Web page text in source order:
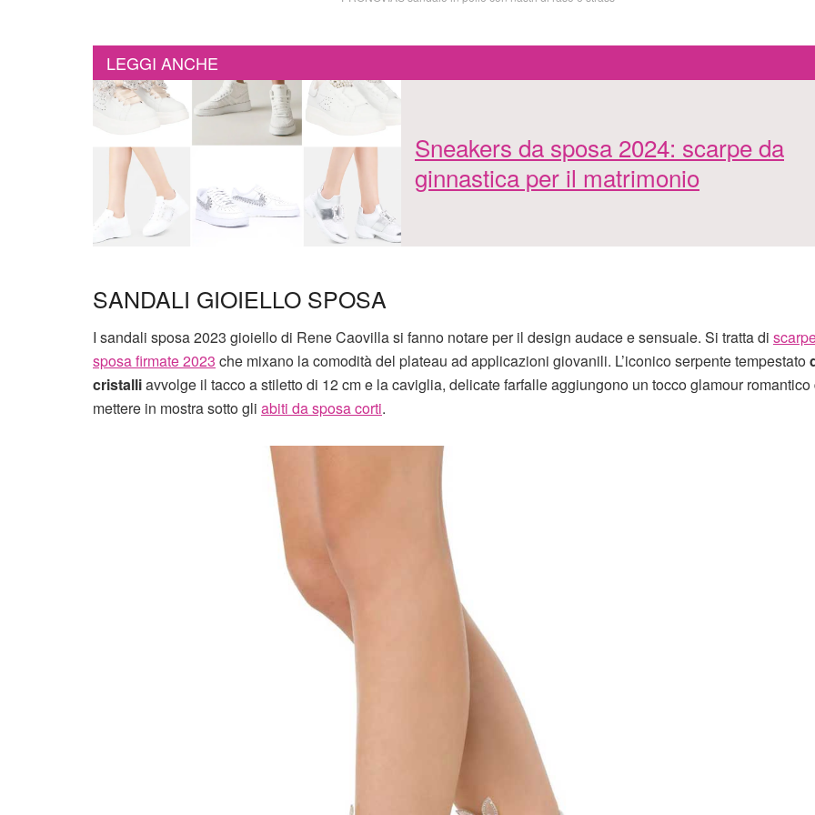
LEGGI ANCHE
Sneakers da sposa 2024: scarpe da
ginnastica per il matrimonio
SANDALI GIOIELLO SPOSA
I sandali sposa 2023 gioiello di Rene Caovilla si fanno notare per il design audace e sensuale. Si tratta di
sposa firmate 2023 che mixano la comodità del plateau ad applicazioni giovanili. L’iconico serpente tempestato
cristalliavvolge il tacco a stiletto di 12 cm e la caviglia, delicate farfalle aggiungono un tocco glamour romantico
mettere in mostra sotto gli abiti da sposa corti.